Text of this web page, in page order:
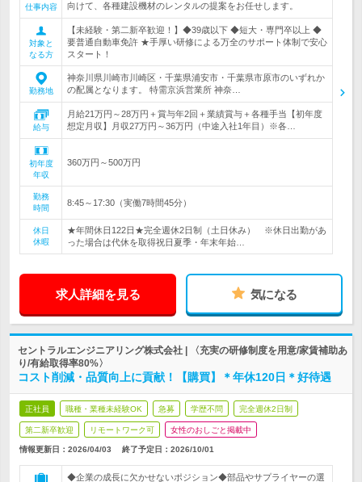
仕事内容
向けて、各種建設機材のレンタルの提案をお任せします。
対象と
なる方
【未経験・第二新卒歓迎！】◆39歳以下 ◆短大・専門卒以上 ◆
要普通自動車免許 ★手厚い研修による万全のサポート体制で安心
スタート！
勤務地
神奈川県川崎市川崎区・千葉県浦安市・千葉県市原市のいずれか
の配属となります。 特需京浜営業所 神奈…
給与
月給21万円～28万円＋賞与年2回＋業績賞与＋各種手当【初年度
想定月収】月収27万円～36万円（中途入社1年目）※各…
初年度
年収
360万円～500万円
勤務
時間
8:45～17:30（実働7時間45分）
休日
休暇
★年間休日122日★完全週休2日制（土日休み） ※休日出勤があ
った場合は代休を取得祝日夏季・年末年始…
求人詳細を見る 気になる
セントラルエンジニアリング株式会社 | 〈充実の研修制度を用意/家賃補助あ
り/有給取得率80%〉
コスト削減・品質向上に貢献！【購買】＊年休120日＊好待遇
正社員 職種・業種未経験OK 急募 学歴不問 完全週休2日制
第二新卒歓迎 リモートワーク可 女性のおしごと掲載中
情報更新日：2026/04/03 終了予定日： 2026/10/01
◆企業の成長に欠かせないポジション◆部品やサプライヤーの選